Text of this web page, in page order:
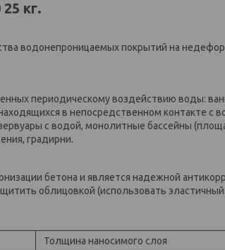
кг.
водонепроницаемых покрытий на
периодическому воздействию воды:
в непосредственном контакте
с водой, монолитные бассейны
градирни.
бетона и является надежной
облицовкой (использовать
Толщина наносимого слоя